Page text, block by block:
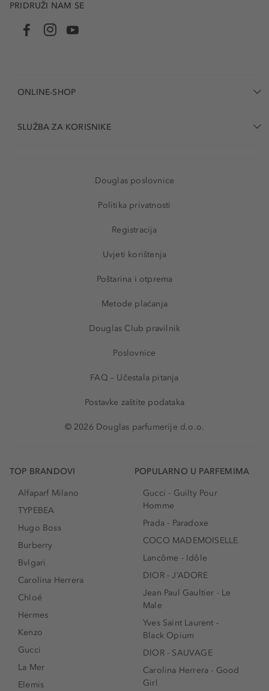
PRIDRUŽI NAM SE
ONLINE-SHOP
SLUŽBA ZA KORISNIKE
Douglas poslovnice
Politika privatnosti
Registracija
Uvjeti korištenja
Poštarina i otprema
Metode plaćanja
Douglas Club pravilnik
Poslovnice
FAQ – Učestala pitanja
Postavke zaštite podataka
© 2026 Douglas parfumerije d.o.o.
TOP BRANDOVI
Alfaparf Milano
TYPEBEA
Hugo Boss
Burberry
Bvlgari
Carolina Herrera
Chloé
Hermes
Kenzo
Gucci
La Mer
Elemis
POPULARNO U PARFEMIMA
Gucci - Guilty Pour
Homme
Prada - Paradoxe
COCO MADEMOISELLE
Lancôme - Idôle
DIOR - J’ADORE
Jean Paul Gaultier - Le
Male
Yves Saint Laurent -
Black Opium
DIOR - SAUVAGE
Carolina Herrera - Good
Girl